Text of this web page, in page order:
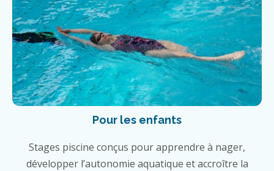
Pour les enfants
Stages piscine conçus pour apprendre à nager,
développer l’autonomie aquatique et accroître la